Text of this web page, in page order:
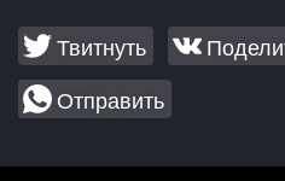
Твитнуть
Отправить